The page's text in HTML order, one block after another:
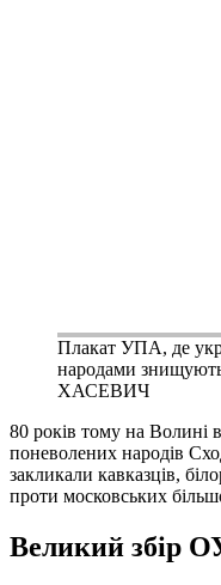
Плакат УПА, де
народами
ХАСЕВИЧ
80 років тому на Волині
поневолених народів
закликали кавказців,
проти московських
Великий збір